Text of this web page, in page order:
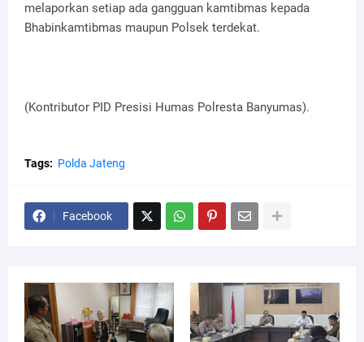
melaporkan setiap ada gangguan kamtibmas kepada
Bhabinkamtibmas maupun Polsek terdekat.
(Kontributor PID Presisi Humas Polresta Banyumas).
Tags: Polda Jateng
Facebook